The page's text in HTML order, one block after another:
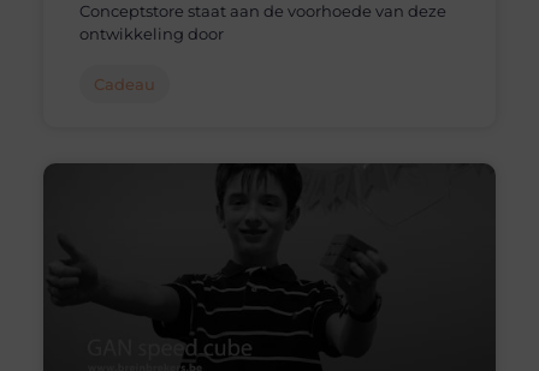
Conceptstore staat aan de voorhoede van deze
ontwikkeling door
Cadeau